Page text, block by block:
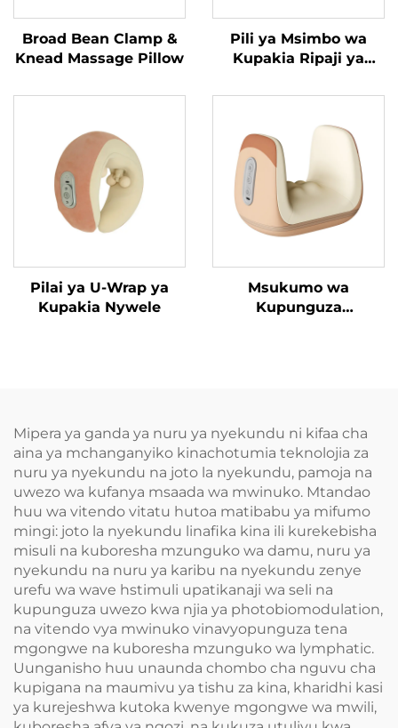
Broad Bean Clamp &
Knead Massage Pillow
Pili ya Msimbo wa
Kupakia Ripaji ya
Pilai ya U-Wrap ya
Kupakia Nywele
Msukumo wa
Kupunguza
Mipera ya ganda ya nuru ya nyekundu ni kifaa cha
aina ya mchanganyiko kinachotumia teknolojia za
nuru ya nyekundu na joto la nyekundu, pamoja na
uwezo wa kufanya msaada wa mwinuko. Mtandao
huu wa vitendo vitatu hutoa matibabu ya mifumo
mingi: joto la nyekundu linafika kina ili kurekebisha
misuli na kuboresha mzunguko wa damu, nuru ya
nyekundu na nuru ya karibu na nyekundu zenye
urefu wa wave hstimuli upatikanaji wa seli na
kupunguza uwezo kwa njia ya photobiomodulation,
na vitendo vya mwinuko vinavyopunguza tena
mgongwe na kuboresha mzunguko wa lymphatic.
Uunganisho huu unaunda chombo cha nguvu cha
kupigana na maumivu ya tishu za kina, kharidhi kasi
ya kurejeshwa kutoka kwenye mgongwe wa mwili,